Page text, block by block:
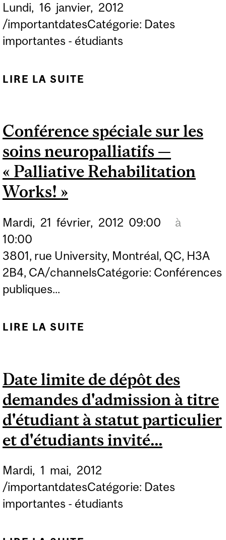
INSCRIPTION AU
TRIMESTRE D'HIVER
SANS SUPPLÉMENT DE
Lundi, 16 janvier, 2012
/importantdatesCatégorie: Dates
importantes - étudiants
LIRE LA SUITE
L'AUTORISATION...
Conférence spéciale sur les
soins neuropalliatifs —
« Palliative Rehabilitation
Works! »
Mardi, 21 février, 2012 09:00
à
10:00
3801, rue University, Montréal, QC, H3A
2B4, CA/channelsCatégorie: Conférences
publiques...
LIRE LA SUITE
NEUROPALLIATIFS —
« PALLIATIVE
REHABILITATION
WORKS! »
Date limite de dépôt des
demandes d'admission à titre
d'étudiant à statut particulier
et d'étudiants invité...
Mardi, 1 mai, 2012
/importantdatesCatégorie: Dates
importantes - étudiants